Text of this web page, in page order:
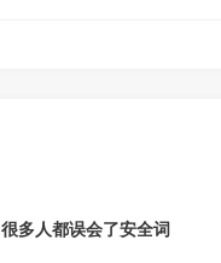
很多人都误会了安全词